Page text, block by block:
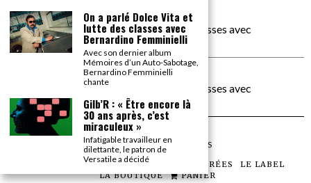
carte noire negra à l'o tiededans
On a parlé Dolce Vita et lutte des classes avec
Bernardino Femminielli
moise et son mascarédans
On a parlé Dolce Vita et lutte des classes avec
Bernardino Femminielli
©2026TOUS DROITS RÉSERVÉS
LES ARTICLES LE MAGAZINE LES SOIRÉES
LE LABEL
LA BOUTIQUE
PANIER
On a parlé Dolce Vita et
lutte des classes avec
Bernardino Femminielli
Avec son dernier album
Mémoires d’un Auto-Sabotage,
Bernardino Femminielli
chante
Gilb’R : « Être encore là
30 ans après, c’est
miraculeux »
Infatigable travailleur en
dilettante, le patron de
Versatile a décidé